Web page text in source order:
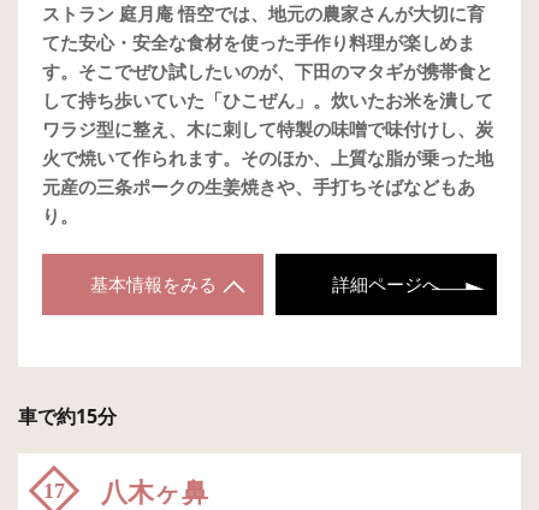
ストラン 庭月庵 悟空では、地元の農家さんが大切に育
てた安心・安全な食材を使った手作り料理が楽しめま
す。そこでぜひ試したいのが、下田のマタギが携帯食と
して持ち歩いていた「ひこぜん」。炊いたお米を潰して
ワラジ型に整え、木に刺して特製の味噌で味付けし、炭
火で焼いて作られます。そのほか、上質な脂が乗った地
元産の三条ポークの生姜焼きや、手打ちそばなどもあ
り。
基本情報をみる 詳細ページへ
車で約15分
17 八木ヶ鼻